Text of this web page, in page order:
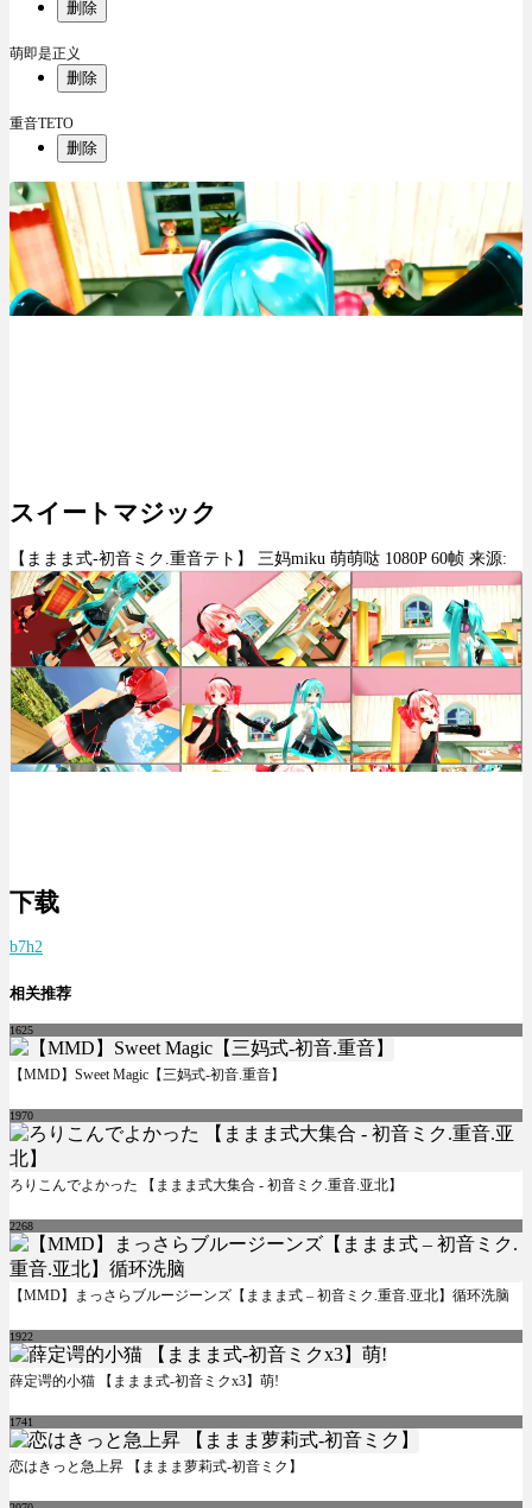
删除
萌即是正义
删除
重音TETO
删除
スイートマジック
【ままま式-初音ミク.重音テト】 三妈miku 萌萌哒 1080P 60帧 来源:
下载
b7h2
相关推荐
1625
【MMD】Sweet Magic【三妈式-初音.重音】
1970
ろりこんでよかった 【ままま式大集合 - 初音ミク.重音.亚北】
2268
【MMD】まっさらブルージーンズ【ままま式 – 初音ミク.重音.亚北】循环洗脑
1922
薛定谔的小猫 【ままま式-初音ミクx3】萌!
1741
恋はきっと急上昇 【ままま萝莉式-初音ミク】